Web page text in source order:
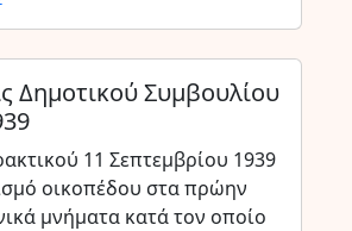
Δημοτικού Συμβουλίου
11 Σεπτεμβρίου 1939
οικοπέδου στα πρώην
μνήματα κατά τον οποίο